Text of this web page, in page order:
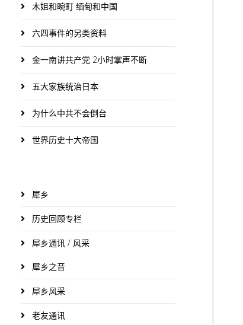
木姐和畹町 缅甸和中国
六四事件的另类资料
金一南讲共产党 2小时掌声不断
五大家族统治日本
为什么中共不会倒台
世界历史十大帝国
犀乡
历史回顾专栏
犀乡通讯 / 风采
犀乡之音
犀乡风采
老友通讯